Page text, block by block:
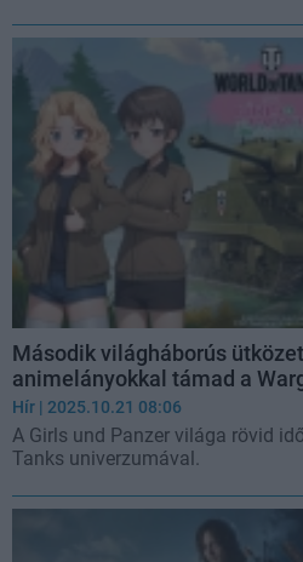
Második világháborús
animelányokkal támad a
Hír | 2025.10.21 08:06
A Girls und Panzer világa rövid
Tanks univerzumával.